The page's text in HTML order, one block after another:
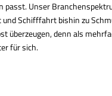
passt. Unser
Schifffahrt bishin zu
überzeugen, denn als
für sich.